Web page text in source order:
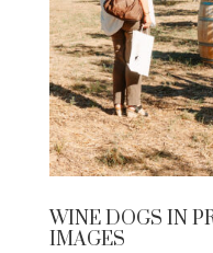
WINE DOGS IN
IMAGES